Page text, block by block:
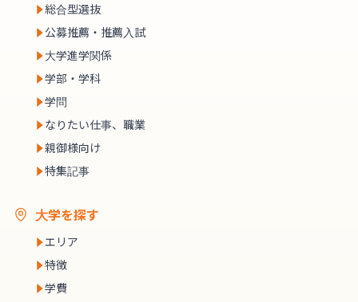
総合型選抜
公募推薦・推薦入試
大学進学関係
学部・学科
学問
なりたい仕事、職業
親御様向け
特集記事
大学を探す
エリア
特徴
学費